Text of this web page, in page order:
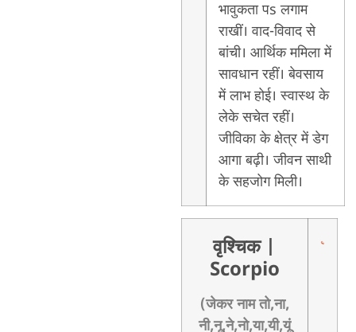
भावुकता पs लगाम
राखीं। वाद-विवाद से
बांची। आर्थिक ममिला में
सावधान रहीं। बेवसाय
में लाभ होई। स्वास्थ के
लेके सचेत रहीं।
जीविका के क्षेत्र में डेग
आगा बढ़ी। जीवन साथी
के सहजोग मिली।
वृश्चिक
Scorpio
(जेकर नाम तो,ना,
नी,नू,ने,नो,या,यी,यूं